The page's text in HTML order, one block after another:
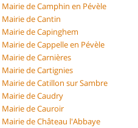
Mairie de Camphin en Pévèle
Mairie de Cantin
Mairie de Capinghem
Mairie de Cappelle en Pévèle
Mairie de Carnières
Mairie de Cartignies
Mairie de Catillon sur Sambre
Mairie de Caudry
Mairie de Cauroir
Mairie de Château l'Abbaye